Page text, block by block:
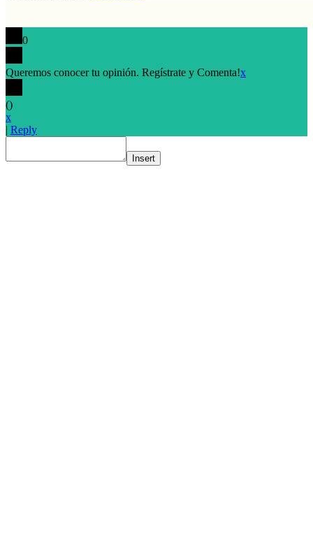
0
Queremos conocer tu opinión. Regístrate y Comenta!x
()
x
| Reply
Insert